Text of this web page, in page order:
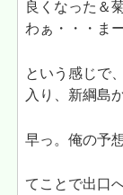
良くなった＆
わぁ・・・ま
という感じで
入り、新綱島
早っ。俺の予
てことで出口